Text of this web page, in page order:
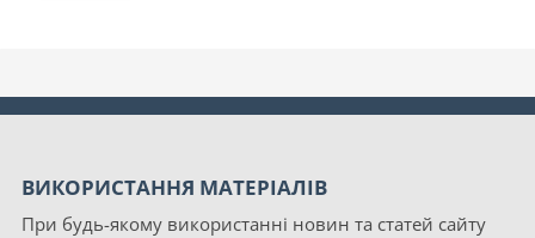
ВИКОРИСТАННЯ МАТЕРІАЛІВ
При будь-якому використанні новин та статей сайту